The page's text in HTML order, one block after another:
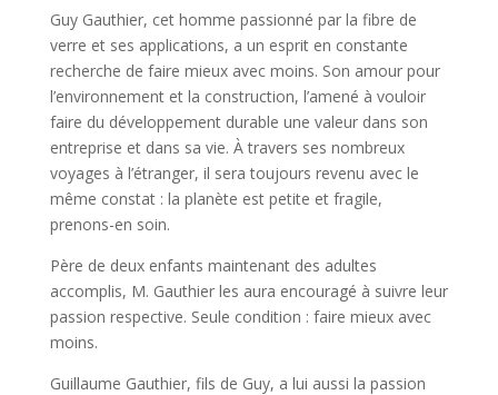
Guy Gauthier, cet homme passionné par la fibre de
verre et ses applications, a un esprit en constante
recherche de faire mieux avec moins. Son amour pour
l’environnement et la construction, l’amené à vouloir
faire du développement durable une valeur dans son
entreprise et dans sa vie. À travers ses nombreux
voyages à l’étranger, il sera toujours revenu avec le
même constat : la planète est petite et fragile,
prenons-en soin.
Père de deux enfants maintenant des adultes
accomplis, M. Gauthier les aura encouragé à suivre leur
passion respective. Seule condition : faire mieux avec
moins.
Guillaume Gauthier, fils de Guy, a lui aussi la passion